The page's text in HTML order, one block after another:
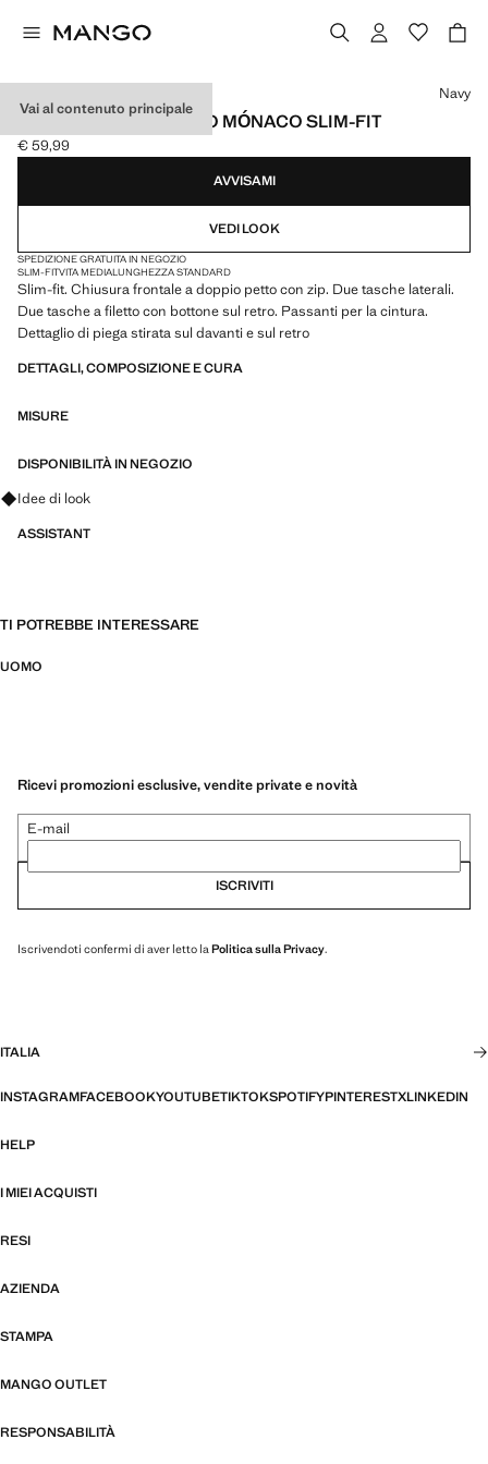
Vai al contenuto principale
PANTALONI COMPLETO MÓNACO SLIM-FIT
Prezzo attuale [€ 59,99 ]
€ 59,99
Seleziona un colore
Navy
AVVISAMI
VEDI LOOK
SPEDIZIONE GRATUITA IN NEGOZIO
SLIM-FITVITA MEDIALUNGHEZZA STANDARD
Slim-fit. Chiusura frontale a doppio petto con zip. Due tasche laterali.
Due tasche a filetto con bottone sul retro. Passanti per la cintura.
Dettaglio di piega stirata sul davanti e sul retro
DETTAGLI, COMPOSIZIONE E CURA
MISURE
DISPONIBILITÀ IN NEGOZIO
Fai domande su look, capi e tendenze
Idee di look
ASSISTANT
TI POTREBBE INTERESSARE
UOMO
Ricevi promozioni esclusive, vendite private e novità
E-mail
ISCRIVITI
Iscrivendoti confermi di aver letto la Politica sulla Privacy.
ITALIA
INSTAGRAMFACEBOOKYOUTUBETIKTOKSPOTIFYPINTERESTXLINKEDIN
HELP
I MIEI ACQUISTI
RESI
AZIENDA
STAMPA
MANGO OUTLET
RESPONSABILITÀ